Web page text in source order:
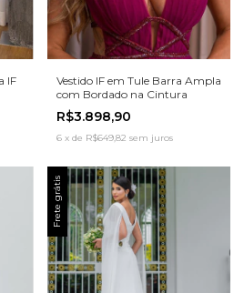
IF
Vestido IF em Tule Barra Ampla
com Bordado na Cintura
R$3.898,90
6 x de R$649,82 sem juros
Frete grátis